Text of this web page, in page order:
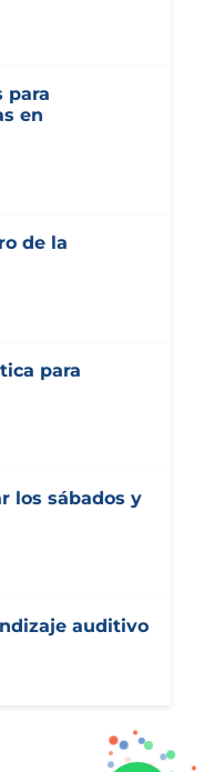
para
en
de la
para
los sábados y
auditivo